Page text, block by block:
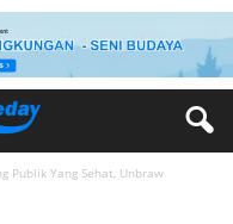
Publik Yang Sehat, Unbraw